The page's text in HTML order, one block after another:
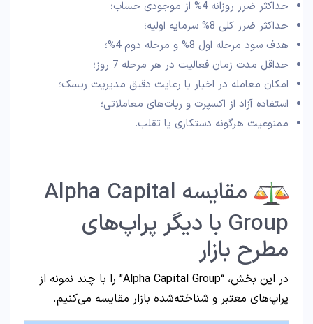
حداکثر ضرر روزانه 4% از موجودی حساب؛
حداکثر ضرر کلی 8% سرمایه اولیه؛
هدف سود مرحله اول 8% و مرحله دوم 4%؛
حداقل مدت زمان فعالیت در هر مرحله 7 روز؛
امکان معامله در اخبار با رعایت دقیق مدیریت ریسک؛
استفاده آزاد از اکسپرت و ربات‌های معاملاتی؛
ممنوعیت هرگونه دستکاری یا تقلب.
مقایسه Alpha Capital
Group با دیگر پراپ‌های
مطرح بازار
در این بخش، “Alpha Capital Group” را با چند نمونه از
پراپ‌های معتبر و شناخته‌شده بازار مقایسه می‌کنیم.